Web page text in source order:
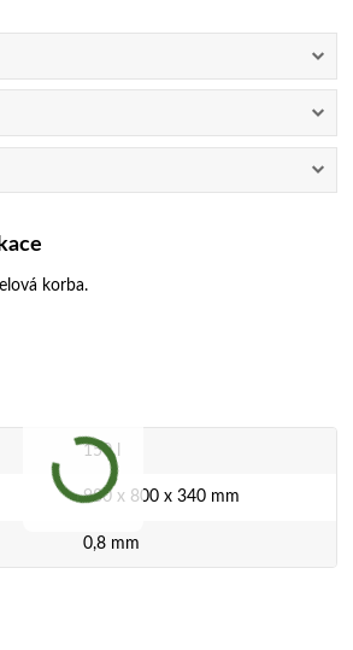
korba.
150 l
980 x 800 x 340 mm
0,8 mm